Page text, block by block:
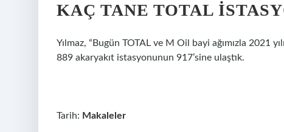
KAÇ TANE TOTAL
Yılmaz, “Bugün TOTAL ve M Oil bayi ağımızla 2021
889 akaryakıt istasyonunun 917’sine ulaştık.
Tarih: Makaleler